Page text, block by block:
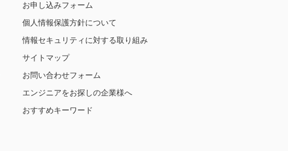
お申し込みフォーム
個人情報保護方針について
情報セキュリティに対する取り組み
サイトマップ
お問い合わせフォーム
エンジニアをお探しの企業様へ
おすすめキーワード